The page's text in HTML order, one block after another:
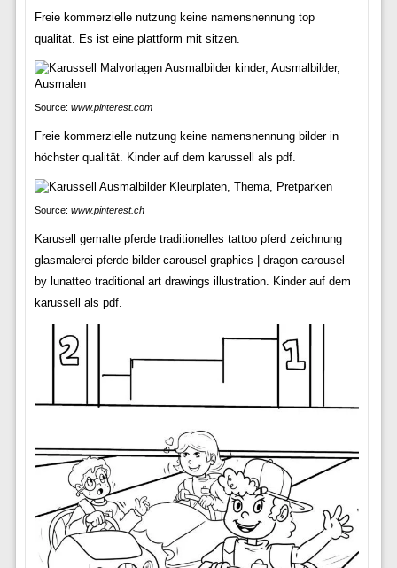
Freie kommerzielle nutzung keine namensnennung top
qualität. Es ist eine plattform mit sitzen.
Source: www.pinterest.com
Freie kommerzielle nutzung keine namensnennung bilder in
höchster qualität. Kinder auf dem karussell als pdf.
Source: www.pinterest.ch
Karusell gemalte pferde traditionelles tattoo pferd zeichnung
glasmalerei pferde bilder carousel graphics | dragon carousel
by lunatteo traditional art drawings illustration. Kinder auf dem
karussell als pdf.